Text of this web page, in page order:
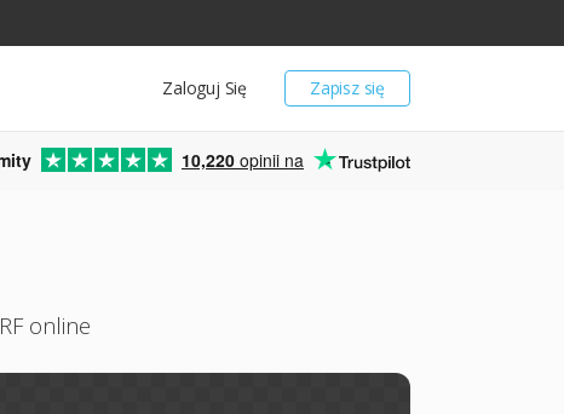
Zapisz się
Zaloguj Się
10,220 opinii na
online